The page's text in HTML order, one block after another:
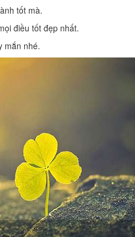
tốt mà.
điều tốt đẹp nhất.
mắn nhé.